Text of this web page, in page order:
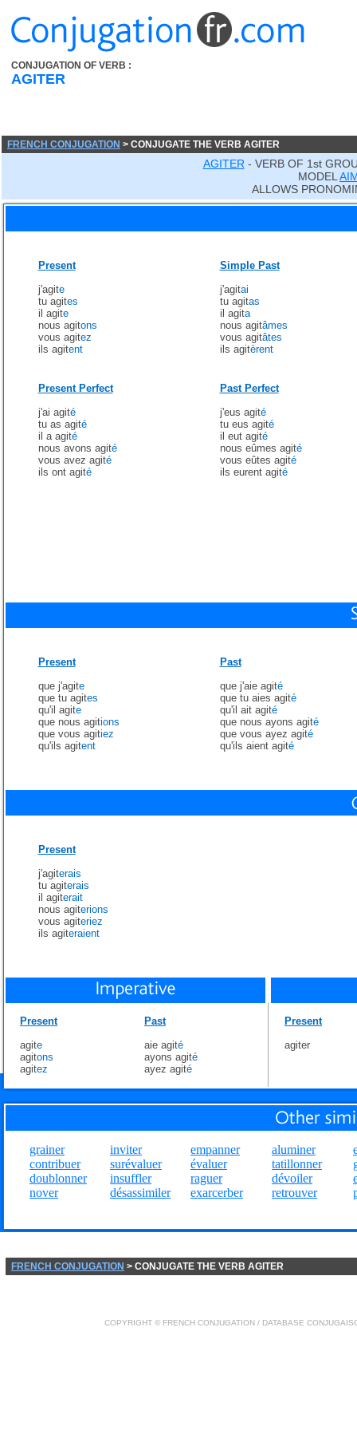
CONJUGATION OF VERB :
AGITER
FRENCH CONJUGATION > CONJUGATE THE VERB AGITER
AGITER - VERB OF 1st
MODEL
ALLOWS
Present
j'agite
tu agites
il agite
nous agitons
vous agitez
ils agitent
Simple Past
j'agitai
tu agitas
il agita
nous agitâmes
vous agitâtes
ils agitèrent
Present Perfect
j'ai agité
tu as agité
il a agité
nous avons agité
vous avez agité
ils ont agité
Past Perfect
j'eus agité
tu eus agité
il eut agité
nous eûmes agité
vous eûtes agité
ils eurent agité
Present
que j'agite
que tu agites
qu'il agite
que nous agitions
que vous agitiez
qu'ils agitent
Past
que j'aie agité
que tu aies agité
qu'il ait agité
que nous ayons agité
que vous ayez agité
qu'ils aient agité
Present
j'agiterais
tu agiterais
il agiterait
nous agiterions
vous agiteriez
ils agiteraient
Present
agite
agitons
agitez
Past
aie agité
ayons agité
ayez agité
Present
agiter
grainer
contribuer
doublonner
nover
inviter
surévaluer
insuffler
désassimiler
empanner
évaluer
raguer
exarcerber
aluminer
tatillonner
dévoiler
retrouver
FRENCH CONJUGATION > CONJUGATE THE VERB AGITER
COPYRIGHT © FRENCH CONJUGATION / DATABASE